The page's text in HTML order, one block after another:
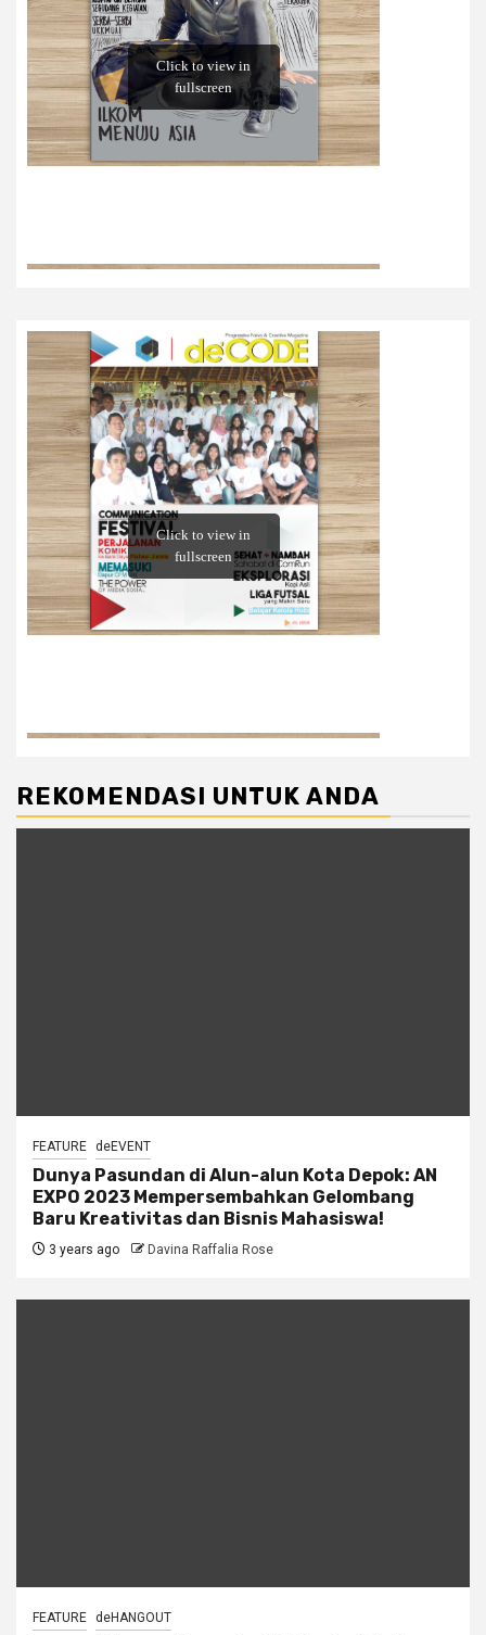
REKOMENDASI UNTUK ANDA
FEATURE deEVENT
Dunya Pasundan di Alun-alun Kota Depok: AN
EXPO 2023 Mempersembahkan Gelombang
Baru Kreativitas dan Bisnis Mahasiswa!
3 years ago Davina Raffalia Rose
FEATURE deHANGOUT